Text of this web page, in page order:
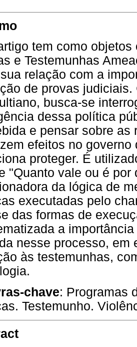
tem como
e Testemunhas
relação com a
de provas
busca-se
dessa política
e pensar sobre
efeitos no
proteger. É
"Quanto vale ou é
da lógica de
executadas pelo
das formas de
a
nesse processo, em
às testemunhas,
chave: Programas
Testemunho.